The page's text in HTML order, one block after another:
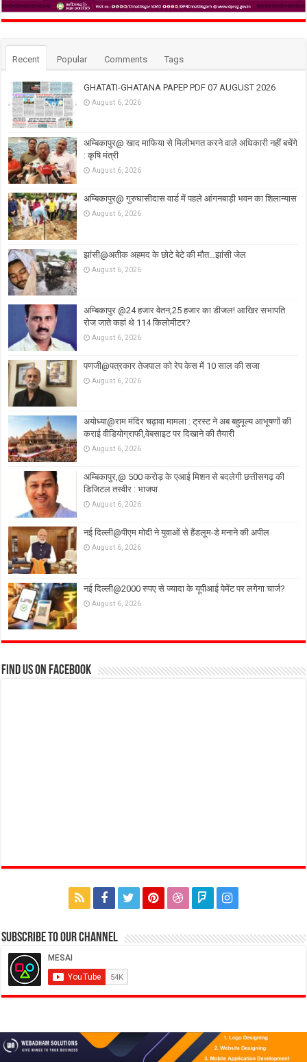
Recent Popular Comments Tags
GHATATI-GHATANA PAPEP PDF 07 AUGUST 2026
August 6, 2026
अम्बिकापुर@ खाद माफिया से मिलीभगत करने वाले अधिकारी नहीं बचेंगे
: कृषि मंत्री
August 6, 2026
अम्बिकापुर@ गुरुघासीदास वार्ड में पहले आंगनबाड़ी भवन का शिलान्यास
August 6, 2026
झांसी@अतीक अहमद के छोटे बेटे की मौत…झांसी जेल
August 6, 2026
अम्बिकापुर @24 हजार वेतन,25 हजार का डीजल! आखिर सभापति
रोज जाते कहां थे 114 किलोमीटर?
August 6, 2026
पणजी@पत्रकार तेजपाल को रेप केस में 10 साल की सजा
August 6, 2026
अयोध्या@राम मंदिर चढ़ावा मामला : ट्रस्ट ने अब बहुमूल्य आभूषणों की
कराई वीडियोग्राफी,वेबसाइट पर दिखाने की तैयारी
August 6, 2026
अम्बिकापुर,@ 500 करोड़ के एआई मिशन से बदलेगी छत्तीसगढ़ की
डिजिटल तस्वीर : भाजपा
August 6, 2026
नई दिल्ली@पीएम मोदी ने युवाओं से हैंडलूम-डे मनाने की अपील
August 6, 2026
नई दिल्ली@2000 रुपए से ज्यादा के यूपीआई पेमेंट पर लगेगा चार्ज?
August 6, 2026
Find us on Facebook
Subscribe to our Channel